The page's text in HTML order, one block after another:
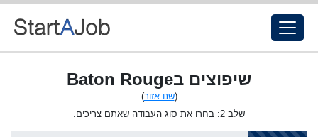
שיפוצים בBaton Rouge
(שנו אזור)
שלב 2: בחרו את סוג העבודה שאתם צריכים.